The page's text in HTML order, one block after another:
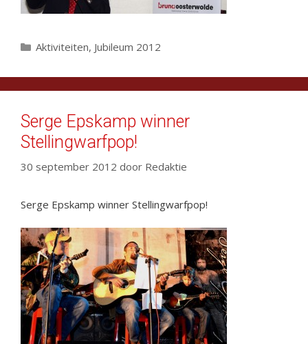
Categorieën
Aktiviteiten, Jubileum 2012
Serge Epskamp winner
Stellingwarfpop!
30 september 2012 door Redaktie
Serge Epskamp winner Stellingwarfpop!